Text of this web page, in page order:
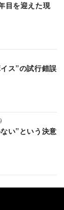
目を迎えた現
ス”の試行錯誤
い”という決意